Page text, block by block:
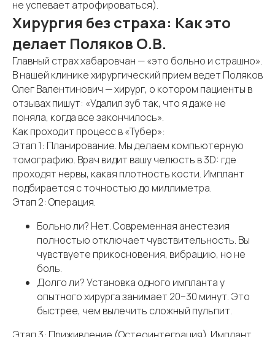
не успевает атрофироваться).
Хирургия без страха: Как это
делает Поляков О.В.
Главный страх хабаровчан — «это больно и страшно».
В нашей клинике хирургический прием ведет Поляков
Олег Валентинович — хирург, о котором пациенты в
отзывах пишут: «Удалил зуб так, что я даже не
поняла, когда все закончилось».
Как проходит процесс в «Тубер»:
Этап 1: Планирование. Мы делаем компьютерную
томографию. Врач видит вашу челюсть в 3D: где
проходят нервы, какая плотность кости. Имплант
подбирается с точностью до миллиметра.
Этап 2: Операция.
Больно ли? Нет. Современная анестезия
полностью отключает чувствительность. Вы
чувствуете прикосновения, вибрацию, но не
боль.
Долго ли? Установка одного импланта у
опытного хирурга занимает 20–30 минут. Это
быстрее, чем вылечить сложный пульпит.